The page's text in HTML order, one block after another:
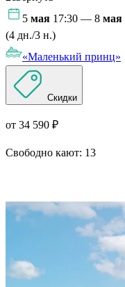
5 мая 17:30 — 8 мая
(4 дн./3 н.)
«Маленький принц»
Скидки
от 34 590 ₽
Свободно кают: 13